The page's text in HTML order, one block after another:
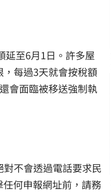
延至6月1日。許多屋
每過3天就會按稅額
會面臨被移送強制執
不會透過電話要求民
何申報網址前，請務